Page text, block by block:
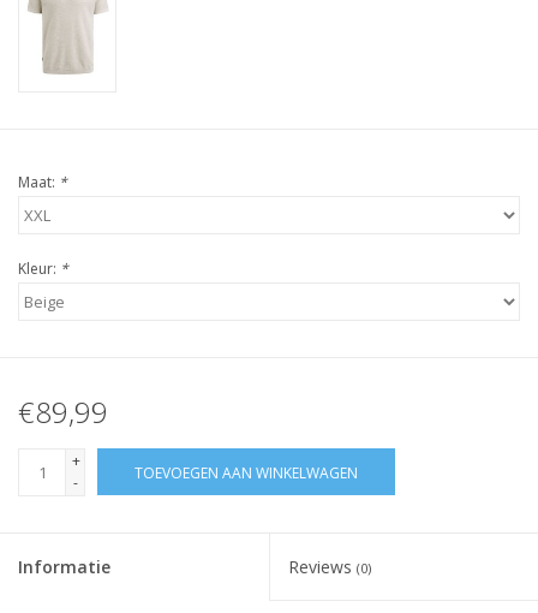
Maat: *
Kleur: *
€89,99
+
-
TOEVOEGEN AAN WINKELWAGEN
Informatie Reviews (0)